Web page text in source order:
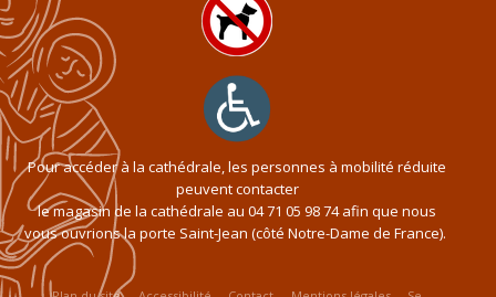
Pour accéder à la cathédrale, les personnes à mobilité réduite
peuvent contacter
le magasin de la cathédrale au 04 71 05 98 74afin que nous
vous ouvrions la porte Saint-Jean (côté Notre-Dame de France).